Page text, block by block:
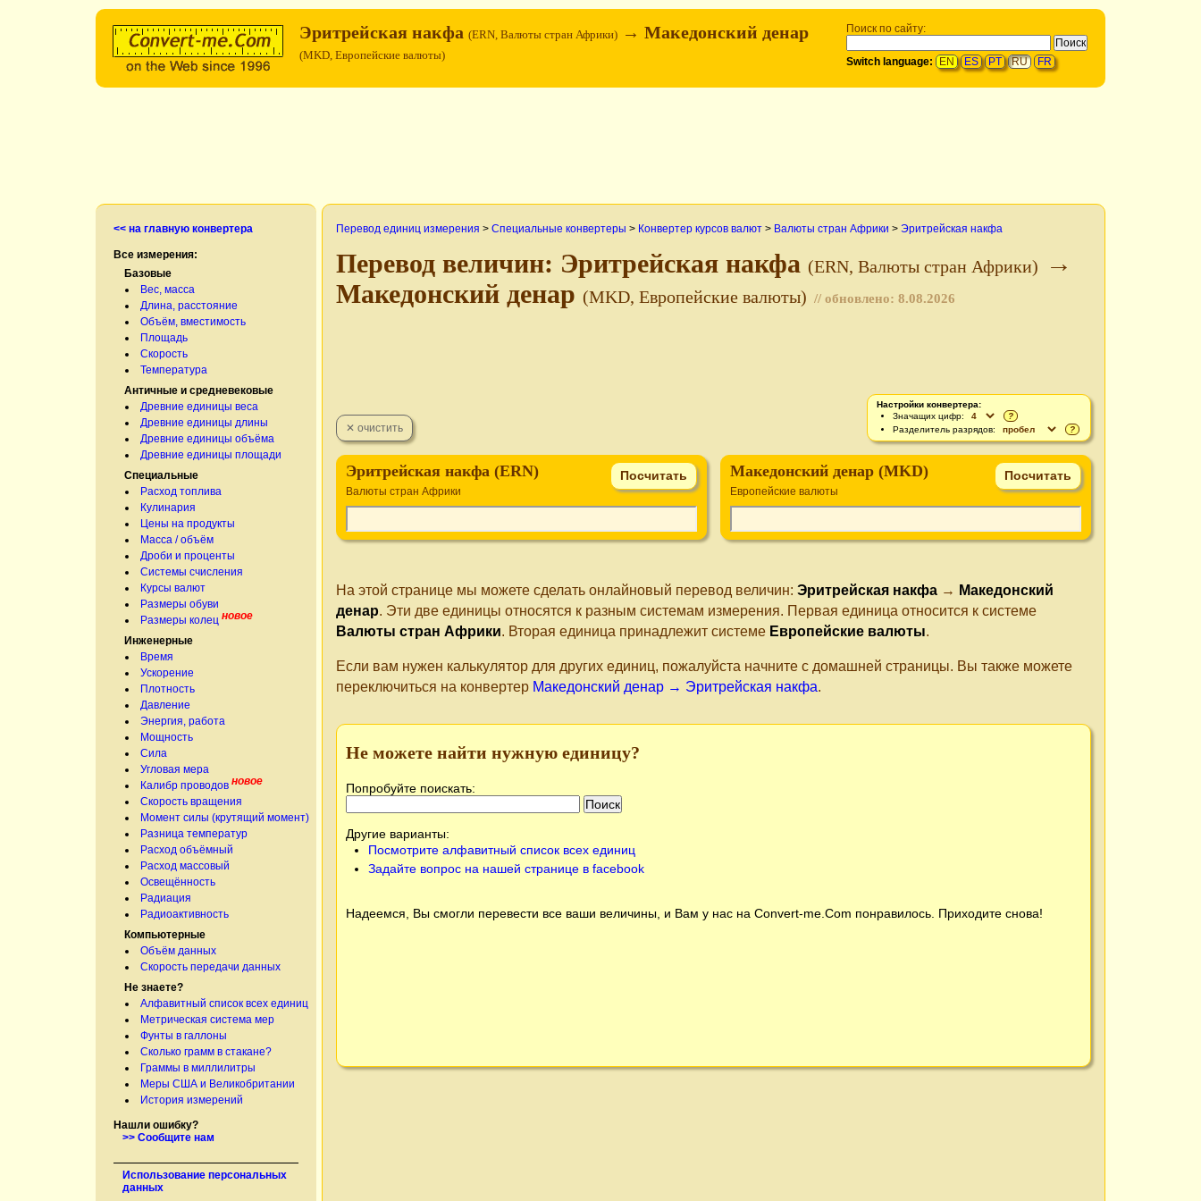
Поиск по сайту:
Switch language: EN ES PT RU FR
Эритрейская накфа (ERN, Валюты стран Африки) → Македонский денар
(MKD, Европейские валюты)
<< на главную конвертера
Все измерения:
Базовые
Вес, масса
Длина, расстояние
Объём, вместимость
Площадь
Скорость
Температура
Античные и средневековые
Древние единицы веса
Древние единицы длины
Древние единицы объёма
Древние единицы площади
Специальные
Расход топлива
Кулинария
Цены на продукты
Масса / объём
Дроби и проценты
Системы счисления
Курсы валют
Размеры обуви
Размеры колец новое
Инженерные
Время
Ускорение
Плотность
Давление
Энергия, работа
Мощность
Сила
Угловая мера
Калибр проводов новое
Скорость вращения
Момент силы (крутящий момент)
Разница температур
Расход объёмный
Расход массовый
Освещённость
Радиация
Радиоактивность
Компьютерные
Объём данных
Скорость передачи данных
Не знаете?
Алфавитный список всех единиц
Метрическая система мер
Фунты в галлоны
Сколько грамм в стакане?
Граммы в миллилитры
Меры США и Великобритании
История измерений
Нашли ошибку?
>> Сообщите нам
Использование персональных
данных
Перевод единиц измерения > Специальные конвертеры > Конвертер курсов валют > Валюты стран Африки > Эритрейская накфа
Перевод величин: Эритрейская накфа (ERN, Валюты стран Африки)
→
Македонский денар (MKD, Европейские валюты) // обновлено: 8.08.2026
Настройки конвертера:
Значащих цифр:
?
Разделитель разрядов:
?
Эритрейская накфа (ERN)
Валюты стран Африки
Македонский денар (MKD)
Европейские валюты
На этой странице мы можете сделать онлайновый перевод величин: Эритрейская накфа → Македонский
денар. Эти две единицы относятся к разным системам измерения. Первая единица относится к системе
Валюты стран Африки. Вторая единица принадлежит системе Европейские валюты.
Если вам нужен калькулятор для других единиц, пожалуйста начните с домашней страницы. Вы также можете
переключиться на конвертер Македонский денар → Эритрейская накфа.
Не можете найти нужную единицу?
Попробуйте поискать:
Другие варианты:
Посмотрите алфавитный список всех единиц
Задайте вопрос на нашей странице в facebook
Надеемся, Вы смогли перевести все ваши величины, и Вам у нас на Convert-me.Com понравилось. Приходите снова!